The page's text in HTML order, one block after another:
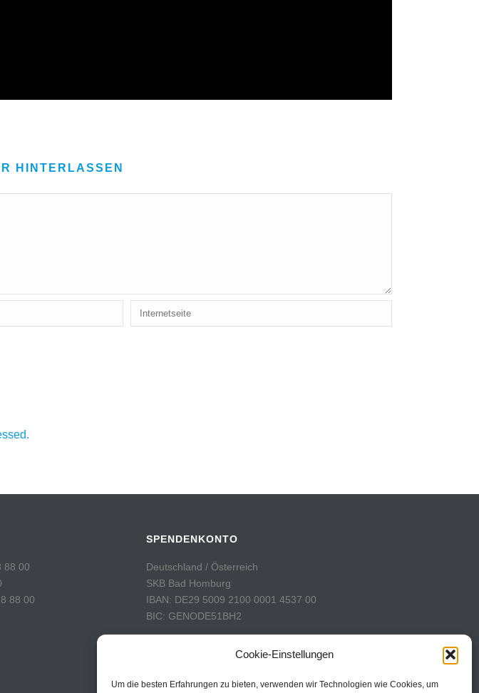
Cookie-Einstellungen
Um die besten Erfahrungen zu bieten, verwenden wir Technologien wie Cookies, um
HINTERLASSEN
88 00
88 00
SPENDENKONTO
Deutschland / Österreich
SKB Bad Homburg
IBAN: DE29 5009 2100 0001 4537 00
BIC: GENODE51BH2
Konto: 60-742493-7